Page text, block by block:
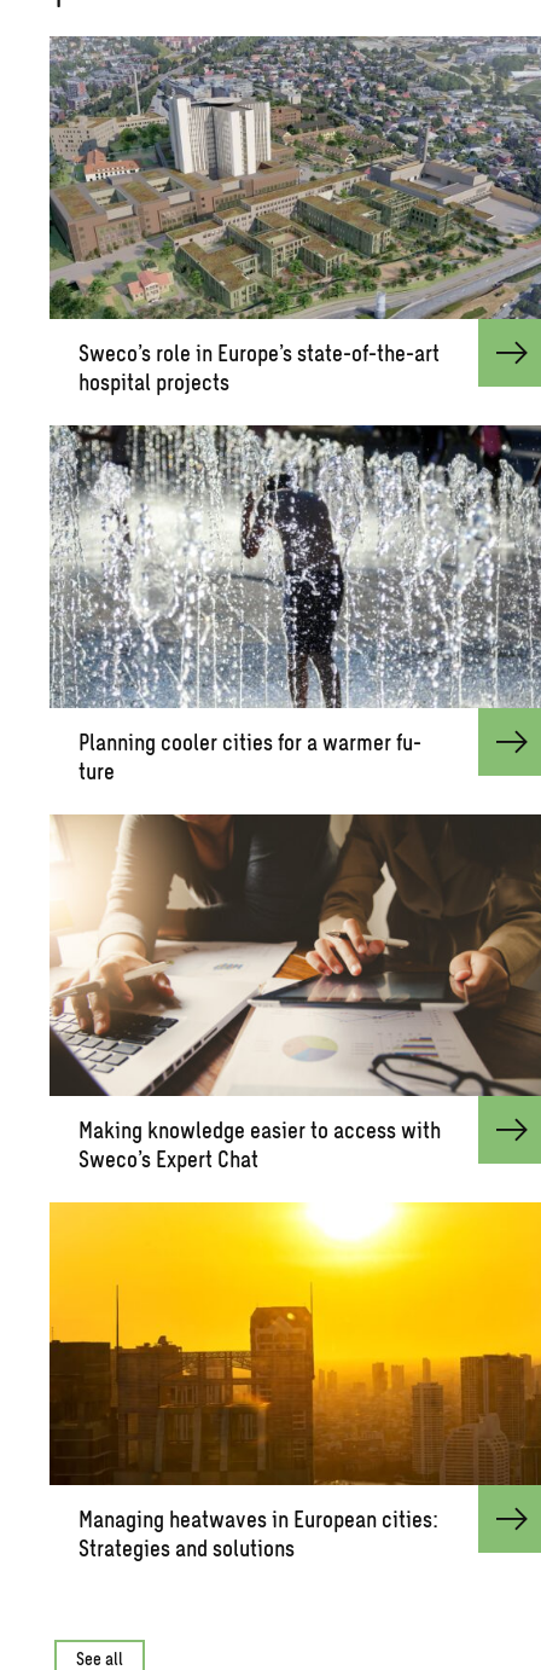
Sweco’s role in Eu­rope’s state-of-the-art
hos­pi­tal pro­jects
Plan­ning cooler cities for a warmer fu­
ture
Mak­ing knowl­edge eas­ier to ac­cess with
Sweco’s Ex­pert Chat
Man­ag­ing heat­waves in Eu­ro­pean cities:
Strate­gies and so­lu­tions
See all